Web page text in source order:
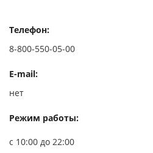
Телефон:
8-800-550-05-00
E-mail:
нет
Режим работы:
с 10:00 до 22:00